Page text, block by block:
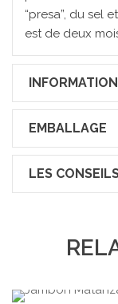
“presa”, du sel
est de deux
EMBALLAGE
LES